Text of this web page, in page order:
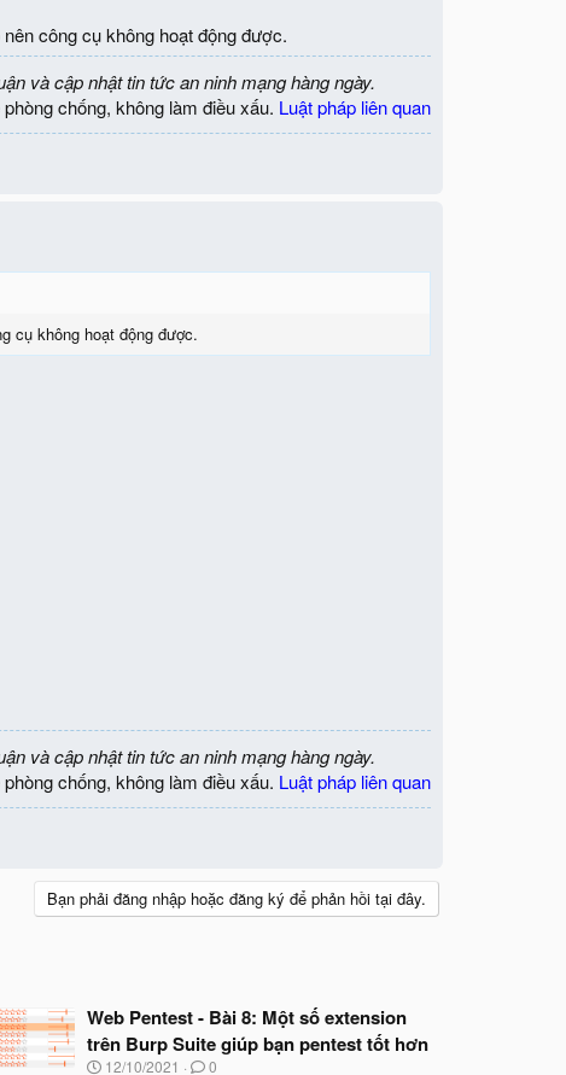
công cụ không hoạt động được.
và cập nhật tin tức an ninh mạng hàng ngày.
chống, không làm điều xấu. Luật pháp liên quan
cụ không hoạt động được.
và cập nhật tin tức an ninh mạng hàng ngày.
chống, không làm điều xấu. Luật pháp liên quan
Bạn phải đăng nhập hoặc đăng ký để phản hồi tại đây.
Web Pentest - Bài 8: Một số extension
trên Burp Suite giúp bạn pentest tốt hơn
N
12/10/2021 0